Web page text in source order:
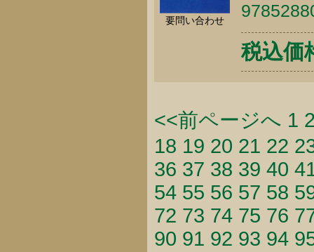
要問い合わせ
税込価
<<前ページへ 1
18 19 20 21 22
36 37 38 39 40
54 55 56 57 58
72 73 74 75 76
90 91 92 93 94